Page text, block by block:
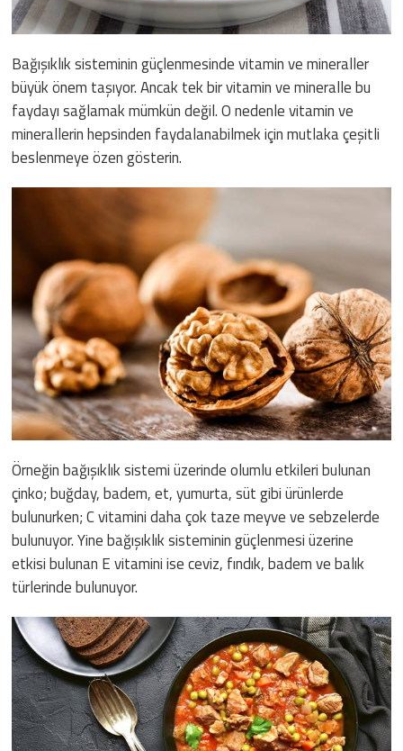
Bağışıklık sisteminin güçlenmesinde vitamin ve mineraller
büyük önem taşıyor. Ancak tek bir vitamin ve mineralle bu
faydayı sağlamak mümkün değil. O nedenle vitamin ve
minerallerin hepsinden faydalanabilmek için mutlaka çeşitli
beslenmeye özen gösterin.
Örneğin bağışıklık sistemi üzerinde olumlu etkileri bulunan
çinko; buğday, badem, et, yumurta, süt gibi ürünlerde
bulunurken; C vitamini daha çok taze meyve ve sebzelerde
bulunuyor. Yine bağışıklık sisteminin güçlenmesi üzerine
etkisi bulunan E vitamini ise ceviz, fındık, badem ve balık
türlerinde bulunuyor.